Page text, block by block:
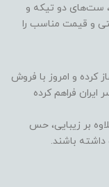
ست‌های دو تیکه و
و قیمت مناسب را
کرده و امروز با فروش
ایران فراهم کرده
بر زیبایی، حس
داشته باشند.